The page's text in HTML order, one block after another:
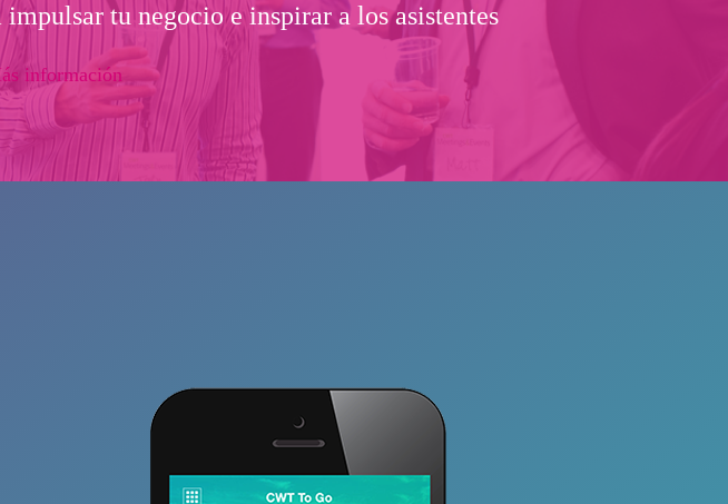
tu negocio e inspirar a los asistentes
información